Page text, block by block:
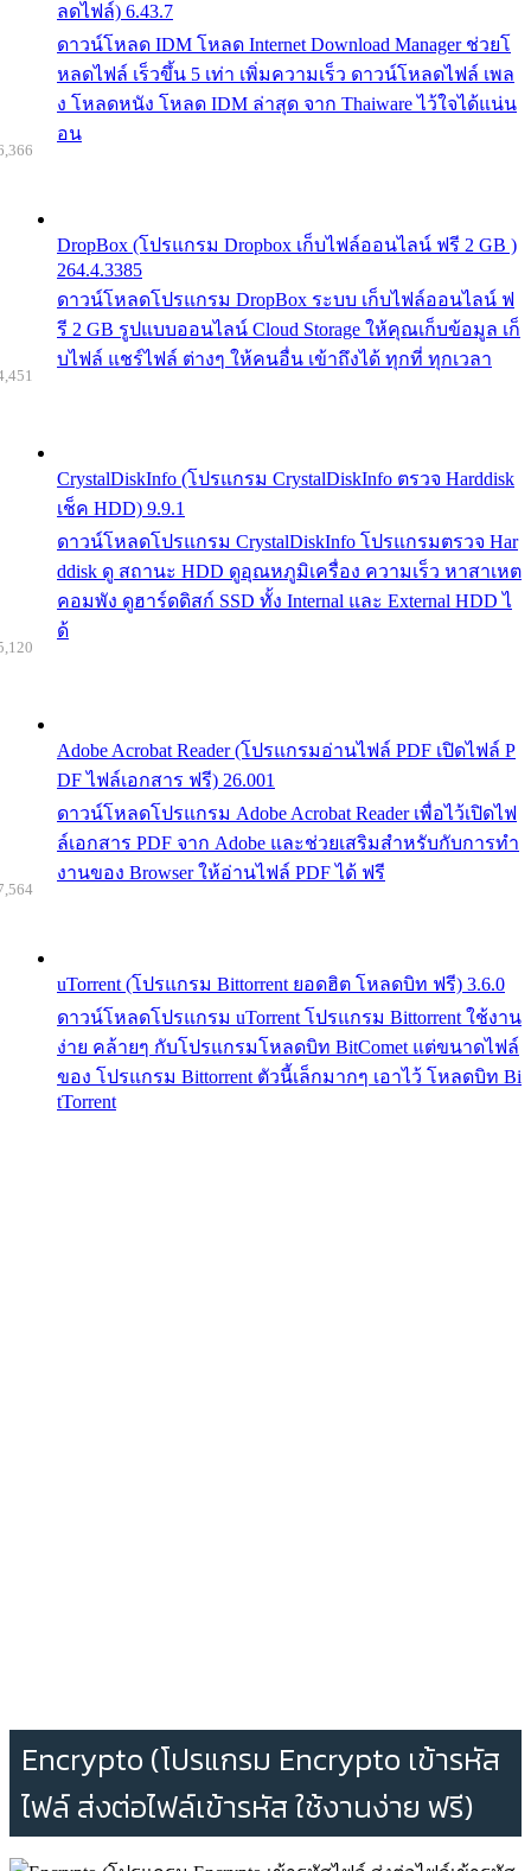
ลดไฟล์) 6.43.7
ดาวน์โหลด IDM โหลด Internet Download Manager ช่วยโ
หลดไฟล์ เร็วขึ้น 5 เท่า เพิ่มความเร็ว ดาวน์โหลดไฟล์ เพล
ง โหลดหนัง โหลด IDM ล่าสุด จาก Thaiware ไว้ใจได้แน่น
อน
DropBox (โปรแกรม Dropbox เก็บไฟล์ออนไลน์ ฟรี 2 GB )
264.4.3385
ดาวน์โหลดโปรแกรม DropBox ระบบ เก็บไฟล์ออนไลน์ ฟ
รี 2 GB รูปแบบออนไลน์ Cloud Storage ให้คุณเก็บข้อมูล เก็
บไฟล์ แชร์ไฟล์ ต่างๆ ให้คนอื่น เข้าถึงได้ ทุกที่ ทุกเวลา
CrystalDiskInfo (โปรแกรม CrystalDiskInfo ตรวจ Harddisk
เช็ค HDD) 9.9.1
ดาวน์โหลดโปรแกรม CrystalDiskInfo โปรแกรมตรวจ Har
ddisk ดู สถานะ HDD ดูอุณหภูมิเครื่อง ความเร็ว หาสาเหต
คอมพัง ดูฮาร์ดดิสก์ SSD ทั้ง Internal และ External HDD ไ
ด้
Adobe Acrobat Reader (โปรแกรมอ่านไฟล์ PDF เปิดไฟล์ P
DF ไฟล์เอกสาร ฟรี) 26.001
ดาวน์โหลดโปรแกรม Adobe Acrobat Reader เพื่อไว้เปิดไฟ
ล์เอกสาร PDF จาก Adobe และช่วยเสริมสำหรับกับการทำ
งานของ Browser ให้อ่านไฟล์ PDF ได้ ฟรี
uTorrent (โปรแกรม Bittorrent ยอดฮิต โหลดบิท ฟรี) 3.6.0
ดาวน์โหลดโปรแกรม uTorrent โปรแกรม Bittorrent ใช้งาน
ง่าย คล้ายๆ กับโปรแกรมโหลดบิท BitComet แต่ขนาดไฟล์
ของ โปรแกรม Bittorrent ตัวนี้เล็กมากๆ เอาไว้ โหลดบิท Bi
tTorrent
Encrypto (โปรแกรม Encrypto เข้ารหัส
ไฟล์ ส่งต่อไฟล์เข้ารหัส ใช้งานง่าย ฟรี)